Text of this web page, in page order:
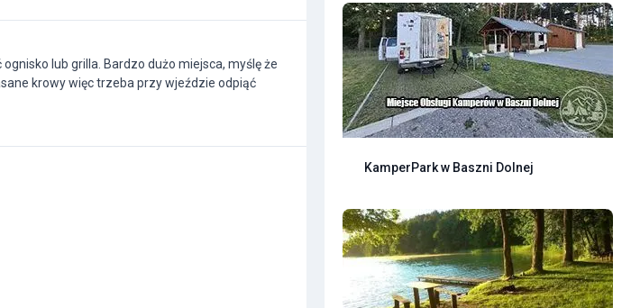
lub grilla. Bardzo dużo miejsca, myślę że
krowy więc trzeba przy wjeździe odpiąć
KamperPark w Baszni Dolnej